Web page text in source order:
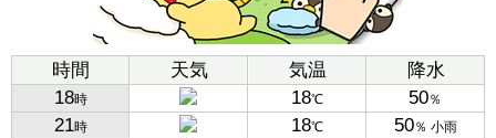
時間 天気 気温
降水
18時 18℃ 50％
21時 18℃ 50％ 小雨